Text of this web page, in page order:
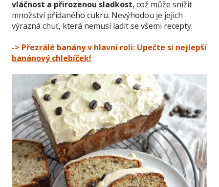
vláčnost a přirozenou sladkost, což může snížit
množství přidaného cukru. Nevýhodou je jejich
výrazná chuť, která nemusí ladit se všemi recepty.
-> Přezrálé banány v hlavní roli: Upečte si nejlepší
banánový chlebíček!